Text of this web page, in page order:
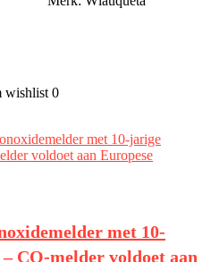
wishlist 0
met 10-
CO-melder voldoet aan